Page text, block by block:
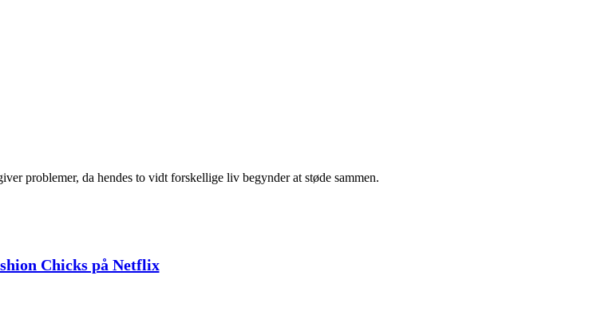
problemer, da hendes to vidt forskellige liv begynder at støde sammen.
Chicks på Netflix